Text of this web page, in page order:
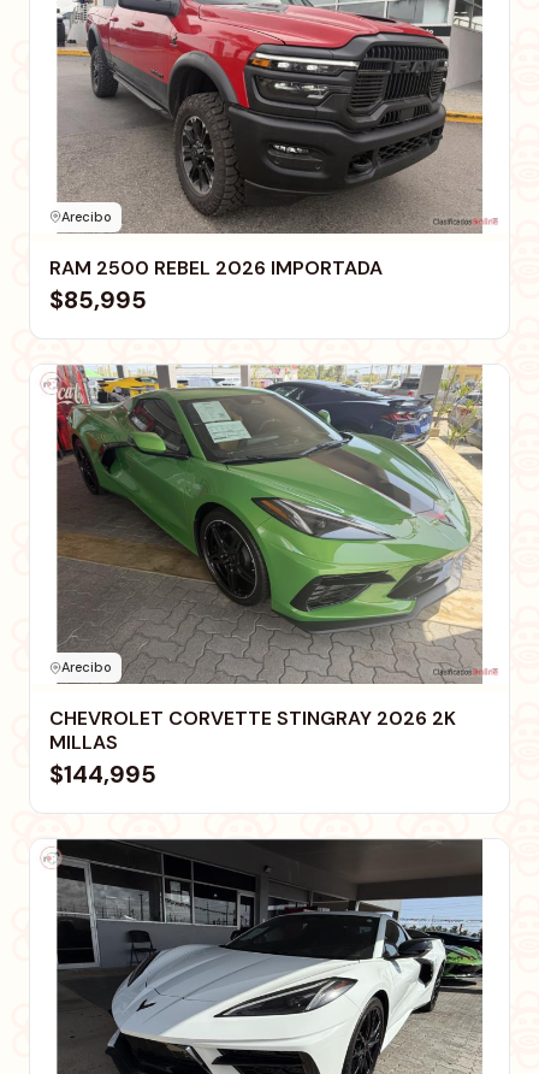
Arecibo
RAM 2500 REBEL 2026 IMPORTADA
$85,995
Arecibo
CHEVROLET CORVETTE STINGRAY 2026 2K
MILLAS
$144,995